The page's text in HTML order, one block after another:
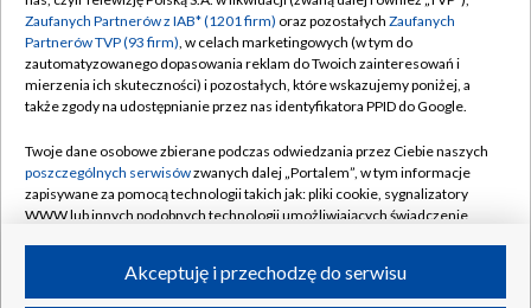
Emisja w TVP
Centrum informacji TVP
Naziemna Telewizja Cyfrowa
Rada Programowa
System NOS
Informacje o nadawcy
Program dla prasy
Polityka prywatności
Moje zgody
Pomoc
Kontakt
Kanały
Zaufanych Partnerów z IAB* (1201 firm) oraz pozostałych Zaufanych
Partnerów TVP (93 firm), w celach marketingowych (w tym do
zautomatyzowanego dopasowania reklam do Twoich zainteresowań i
mierzenia ich skuteczności) i pozostałych, które wskazujemy poniżej, a
także zgody na udostępnianie przez nas identyfikatora PPID do Google.
Twoje dane osobowe zbierane podczas odwiedzania przez Ciebie naszych
poszczególnych serwisówzwanych dalej „Portalem”, w tym informacje
zapisywane za pomocą technologii takich jak: pliki cookie, sygnalizatory
WWW lub innych podobnych technologii umożliwiających świadczenie
ruchu w Internecie.Akceptuję i przechodzę do serwisu